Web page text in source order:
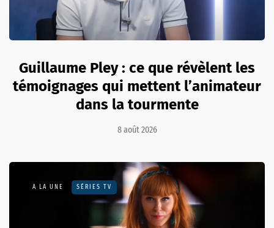
Guillaume Pley : ce que révèlent les
témoignages qui mettent l’animateur
dans la tourmente
8 août 2026
A LA UNE SÉRIES TV